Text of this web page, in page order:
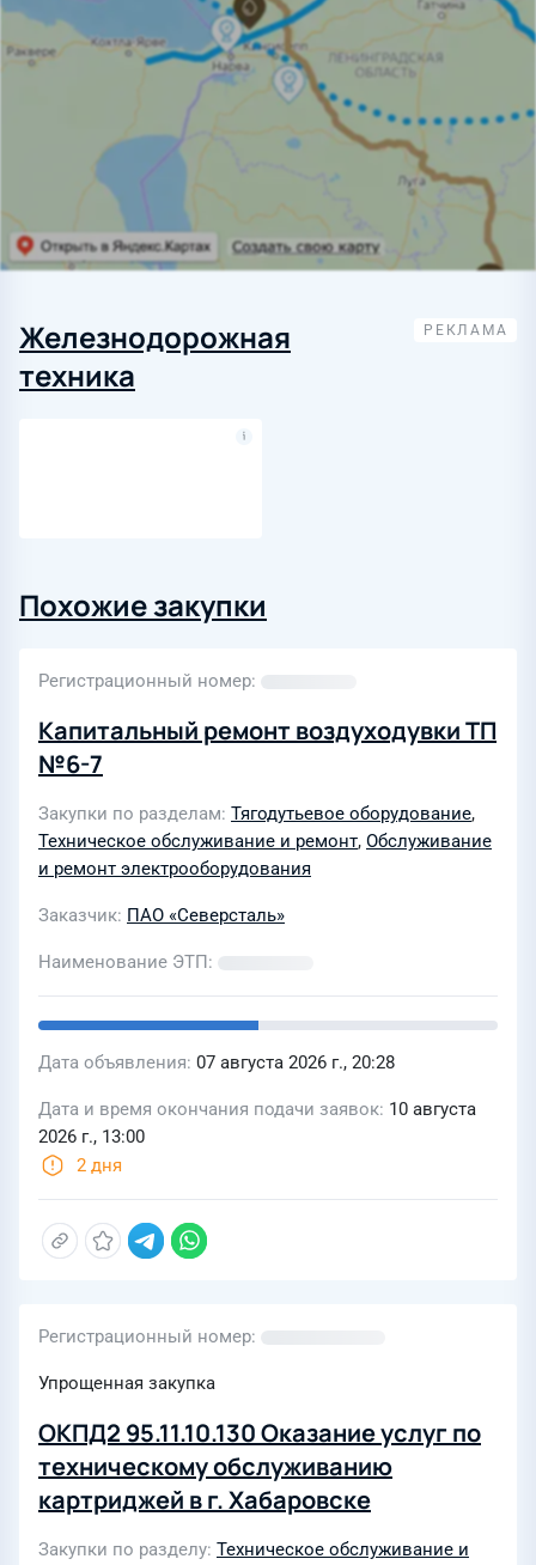
Железнодорожная
техника
Похожие закупки
Регистрационный номер
Капитальный ремонт воздуходувки ТП
№6-7
Закупки по разделам Тягодутьевое оборудование,
Техническое обслуживание и ремонт, Обслуживание
и ремонт электрооборудования
Заказчик ПАО «Северсталь»
Наименование ЭТП
Дата объявления 07 августа 2026 г., 20:28
Дата и время окончания подачи заявок 10 августа
2026 г., 13:00
2 дня
Регистрационный номер
Упрощенная закупка
ОКПД2 95.11.10.130 Оказание услуг по
техническому обслуживанию
картриджей в г. Хабаровске
Закупки по разделу Техническое обслуживание и